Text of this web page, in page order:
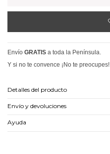
Envío GRATIS a toda la Península.
Y si no te convence ¡No te preocupes!
Detalles del producto
Envío y devoluciones
Ayuda